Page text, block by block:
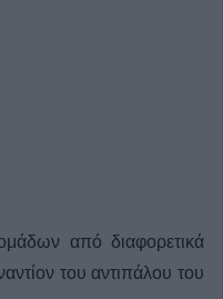
από διαφορετικά
του αντιπάλου του